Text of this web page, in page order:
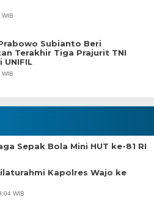
Subianto Beri
Terakhir Tiga Prajurit TNI
UNIFIL
Sepak Bola Mini HUT ke-81 RI
Kapolres Wajo ke
WIB